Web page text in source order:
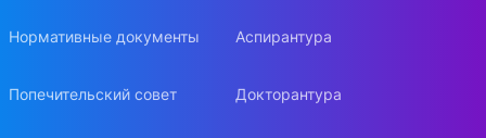
Нормативные документы
Попечительский совет
Аспирантура
Докторантура